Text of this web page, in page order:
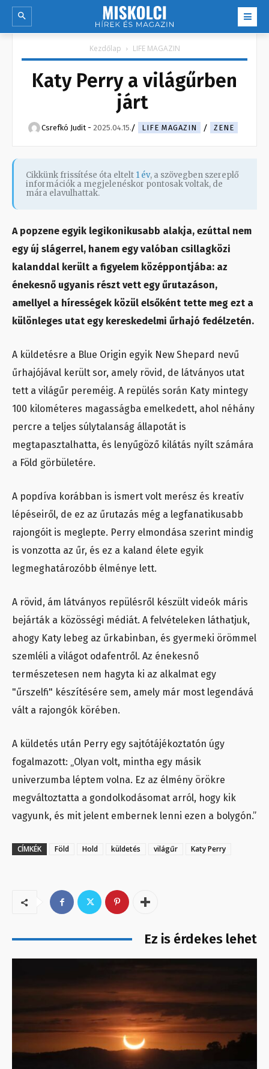
Kezdőlap LIFE MAGAZIN
Katy Perry a világűrben
járt
Csrefkó Judit - 2025.04.15. LIFE MAGAZIN ZENE
Cikkünk frissítése óta eltelt 1 év, a szövegben szereplő
információk a megjelenéskor pontosak voltak, de
mára elavulhattak.
A popzene egyik legikonikusabb alakja, ezúttal nem
egy új slágerrel, hanem egy valóban csillagközi
kalanddal került a figyelem középpontjába: az
énekesnő ugyanis részt vett egy űrutazáson,
amellyel a hírességek közül elsőként tette meg ezt a
különleges utat egy kereskedelmi űrhajó fedélzetén.
A küldetésre a Blue Origin egyik New Shepard nevű
űrhajójával került sor, amely rövid, de látványos utat
tett a világűr pereméig. A repülés során Katy mintegy
100 kilométeres magasságba emelkedett, ahol néhány
percre a teljes súlytalanság állapotát is
megtapasztalhatta, és lenyűgöző kilátás nyílt számára
a Föld görbületére.
A popdíva korábban is ismert volt merész és kreatív
lépéseiről, de ez az űrutazás még a legfanatikusabb
rajongóit is meglepte. Perry elmondása szerint mindig
is vonzotta az űr, és ez a kaland élete egyik
legmeghatározóbb élménye lett.
A rövid, ám látványos repülésről készült videók máris
bejárták a közösségi médiát. A felvételeken láthatjuk,
ahogy Katy lebeg az űrkabinban, és gyermeki örömmel
szemléli a világot odafentről. Az énekesnő
természetesen nem hagyta ki az alkalmat egy
"űrszelfi" készítésére sem, amely már most legendává
vált a rajongók körében.
A küldetés után Perry egy sajtótájékoztatón úgy
fogalmazott: „Olyan volt, mintha egy másik
univerzumba léptem volna. Ez az élmény örökre
megváltoztatta a gondolkodásomat arról, hogy kik
vagyunk, és mit jelent embernek lenni ezen a bolygón.”
CÍMKÉK Föld Hold küldetés világűr Katy Perry
Ez is érdekes lehet